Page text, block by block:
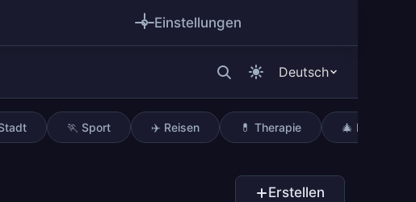
Deutsch
🏃 Sport ✈️ Reisen 💊 Therapie 🎄 Feiertage
Erstellen
Einstellungen